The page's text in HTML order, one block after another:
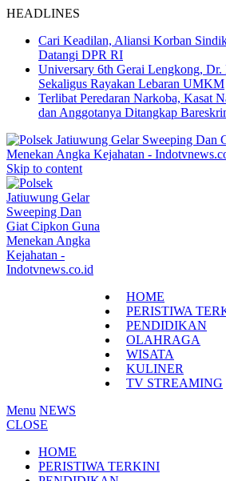
HEADLINES
Cari Keadilan, Aliansi Korban
Datangi DPR RI
Universary 6th Gerai Lengkong,
Sekaligus Rayakan Lebaran UMKM
Terlibat Peredaran Narkoba, Kasat
dan Anggotanya Ditangkap
Skip to content
HOME
PERISTIWA
PENDIDIKAN
OLAHRAGA
WISATA
KULINER
TV STREAMING
Menu NEWS
CLOSE
HOME
PERISTIWA TERKINI